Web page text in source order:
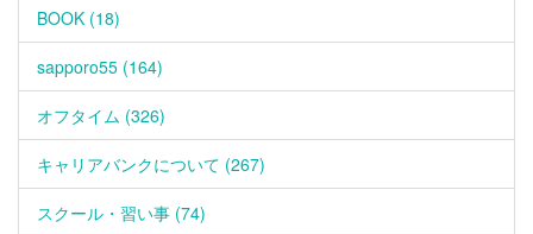
BOOK (18)
sapporo55 (164)
オフタイム (326)
キャリアバンクについて (267)
スクール・習い事 (74)